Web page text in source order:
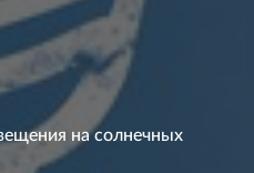
на солнечных